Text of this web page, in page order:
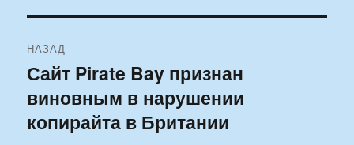
по
записям
НАЗАД
Предыдущая
запись:
Сайт Pirate Bay признан
виновным в нарушении
копирайта в Британии